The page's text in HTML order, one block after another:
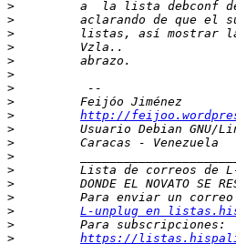
>
>
>
>
>
>
>
>
>
http://
>
>
>
>
>
>
>
L-unplug en
>
>
https://